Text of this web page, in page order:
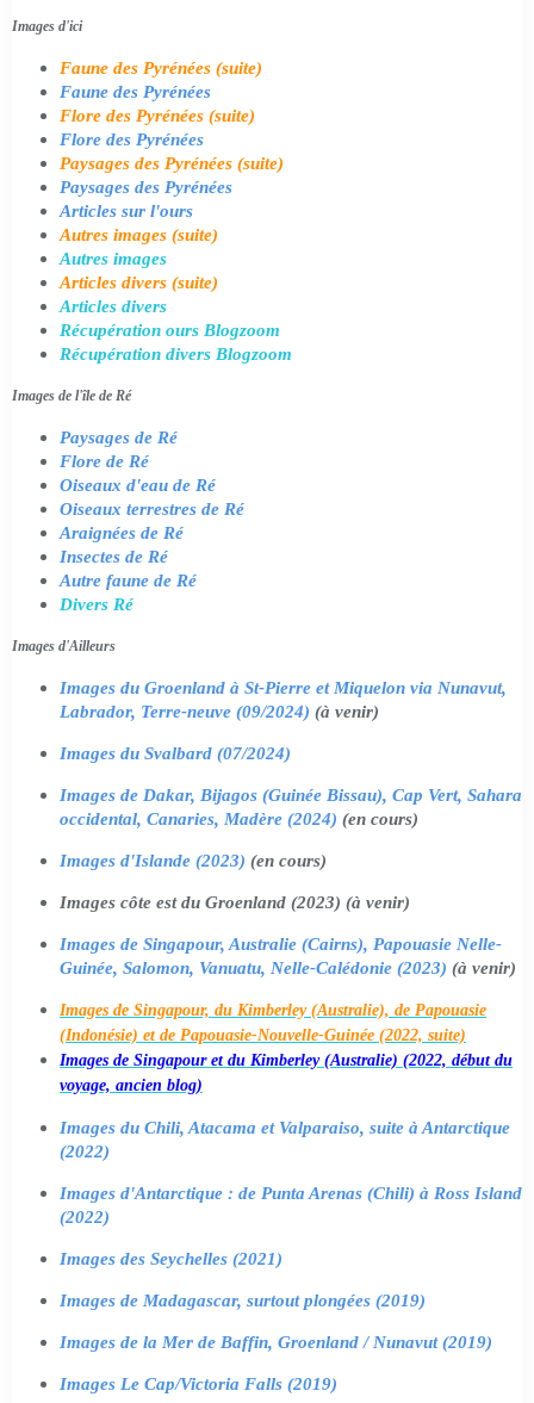
Images d'ici
Faune des Pyrénées (suite)
Faune des Pyrénées
Flore des Pyrénées (suite)
Flore des Pyrénées
Paysages des Pyrénées (suite)
Paysages des Pyrénées
Articles sur l'ours
Autres images (suite)
Autres images
Articles divers (suite)
Articles divers
Récupération ours Blogzoom
Récupération divers Blogzoom
Images de l'île de Ré
Paysages de Ré
Flore de Ré
Oiseaux d'eau de Ré
Oiseaux terrestres de Ré
Araignées de Ré
Insectes de Ré
Autre faune de Ré
Divers Ré
Images d'Ailleurs
Images du Groenland à St-Pierre et Miquelon via Nunavut,
Labrador, Terre-neuve (09/2024) (à venir)
Images du Svalbard (07/2024)
Images de Dakar, Bijagos (Guinée Bissau), Cap Vert, Sahara
occidental, Canaries, Madère (2024) (en cours)
Images d'Islande (2023) (en cours)
Images côte est du Groenland (2023) (à venir)
Images de Singapour, Australie (Cairns), Papouasie Nelle-
Guinée, Salomon, Vanuatu, Nelle-Calédonie (2023) (à venir)
Images de Singapour, du Kimberley (Australie), de Papouasie
(Indonésie) et de Papouasie-Nouvelle-Guinée (2022, suite)
Images de Singapour et du Kimberley (Australie) (2022, début du
voyage, ancien blog)
Images du Chili, Atacama et Valparaiso, suite à Antarctique
(2022)
Images d'Antarctique : de Punta Arenas (Chili) à Ross Island
(2022)
Images des Seychelles (2021)
Images de Madagascar, surtout plongées (2019)
Images de la Mer de Baffin, Groenland / Nunavut (2019)
Images Le Cap/Victoria Falls (2019)